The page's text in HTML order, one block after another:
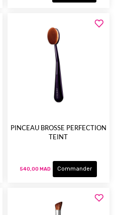
PINCEAU BROSSE PERFECTION
TEINT
540,00 MAD Commander